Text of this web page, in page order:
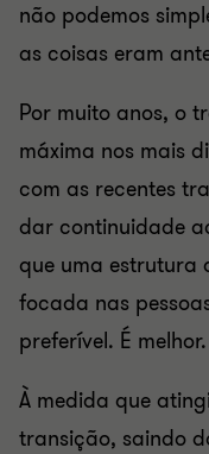
não podemos
as coisas eram
Por muito anos, o
máxima nos mais
com as recentes
dar continuidade
que uma estrutura
focada nas
preferível. É melhor.
À medida que
transição, saindo